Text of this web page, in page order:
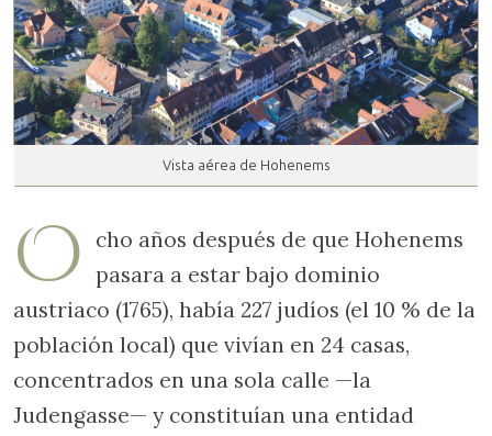
Vista aérea de Hohenems
O
cho años después de que Hohenems
pasara a estar bajo dominio
austriaco (1765), había 227 judíos (el 10 % de la
población local) que vivían en 24 casas,
concentrados en una sola calle —la
Judengasse— y constituían una entidad